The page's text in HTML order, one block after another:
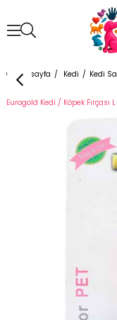
Anasayfa Kedi Kedi
Eurogold Kedi / Köpek Fırçası L